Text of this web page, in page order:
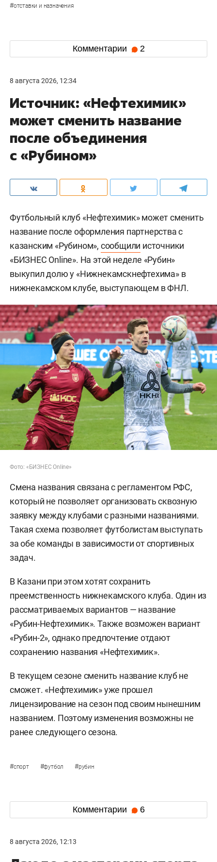
#отставки и назначения
Комментарии 2
8 августа 2026, 12:34
Источник: «Нефтехимик»
может сменить название
после объединения
с «Рубином»
Футбольный клуб «Нефтехимик» может сменить
название после оформления партнерства с
казанским «Рубином», сообщили источники
«БИЗНЕС Online». На этой неделе «Рубин»
выкупил долю у «Нижнекамскнефтехима» в
нижнекамском клубе, выступающем в ФНЛ.
Фото: «БИЗНЕС Online»
Смена названия связана с регламентом РФС,
который не позволяет организовать сквозную
заявку между клубами с разными названиями.
Такая схема позволяет футболистам выступать
за обе команды в зависимости от спортивных
задач.
В Казани при этом хотят сохранить
преемственность нижнекамского клуба. Один из
рассматриваемых вариантов — название
«Рубин-Нефтехимик». Также возможен вариант
«Рубин-2», однако предпочтение отдают
сохранению названия «Нефтехимик».
В текущем сезоне сменить название клуб не
сможет. «Нефтехимик» уже прошел
лицензирование на сезон под своим нынешним
названием. Поэтому изменения возможны не
ранее следующего сезона.
#спорт #футбол #рубин
Комментарии 6
8 августа 2026, 12:13